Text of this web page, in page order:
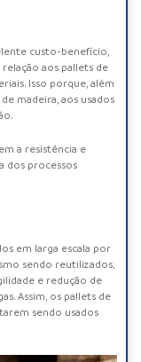
custo-benefício,
relação aos pallets de
Isso porque, além
madeira, aos usados
a resistência e
dos processos
em larga escala por
sendo reutilizados,
e redução de
Assim, os pallets de
sendo usados